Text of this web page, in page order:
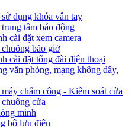
dụng khóa vân tay
tâm báo động
cài đặt xem camera
báo giờ
cài đặt tổng đài điện thoại
văn phòng, mạng không dây,
chấm công - Kiểm soát cửa
cửa
minh
bộ lưu điện